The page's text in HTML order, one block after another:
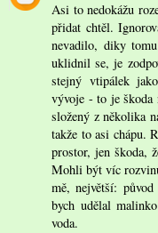
Asi to nedokážu
přidat chtěl.
nevadilo, diky
uklidnil se, je
stejný vtipálek
vývoje - to je škoda
složený z několika
takže to asi chápu.
prostor, jen škoda,
Mohli být víc
mě, největší:
bych udělal
voda.